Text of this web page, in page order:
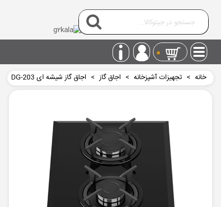
0
خانه > تجهیزات آشپزخانه > اجاق گاز >
اجاق گاز شیشه ای DG-203
داتیس